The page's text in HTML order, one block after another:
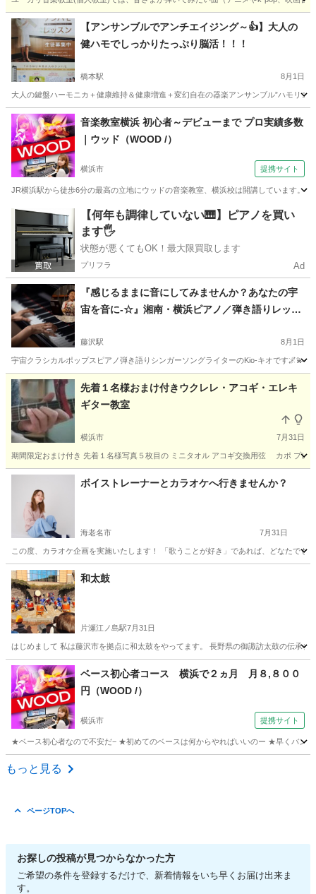
神奈川 横浜市 横浜駅 ピアノ リモート
【アンサンブルでアンチエイジング～👍】大人の
健ハモでしっかりたっぷり脳活！！！
橋本駅 8月1日
大人の鍵盤ハーモニカ＋健康維持＆健康増進＋変幻自在の器楽アンサンブル”ハモリ
神奈川 相模原市 橋本駅 その他 鍵盤ハーモニカ
音楽教室横浜 初心者～デビューまで プロ実績多数
｜ウッド（WOOD /）
横浜市 提携サイト
JR横浜駅から徒歩6分の最高の立地にウッドの音楽教室、横浜校は開講しています。
神奈川 ボーカル
【何年も調律していない🎹】ピアノを買い
ます🖐️
状態が悪くてもOK！最大限買取します
プリフラ Ad
『感じるままに音にしてみませんか？あなたの宇
宙を音に-☆』湘南・横浜ピアノ／弾き語りレッス
藤沢駅 8月1日
宇宙クラシカルポップスピアノ弾き語りシンガーソングライターのKio-キオです🌌💫
神奈川 藤沢市 藤沢駅 音楽 弾き語り
先着１名様おまけ付きウクレレ・アコギ・エレキ
ギター教室
横浜市 7月31日
期間限定おまけ付き 先着１名様写真５枚目の ミニタオル アコギ交換用弦 カポ プレ
神奈川 横浜市 ウクレレ
ボイストレーナーとカラオケへ行きませんか？
海老名市 7月31日
この度、カラオケ企画を実施いたします！ 「歌うことが好き」であれば、どなたで
神奈川 海老名市 音楽
和太鼓
片瀬江ノ島駅7月31日
はじめまして 私は藤沢市を拠点に和太鼓をやってます。 長野県の御諏訪太鼓の伝承
神奈川 藤沢市 片瀬江ノ島駅 和太鼓 太鼓
ベース初心者コース 横浜で２ヵ月 月８,８００
円（WOOD /）
横浜市 提携サイト
★ベース初心者なので不安だ− ★初めてのベースは何からやればいいのー ★早くバン
神奈川 横浜市
もっと見る
ページTOPへ
お探しの投稿が見つからなかった方
ご希望の条件を登録するだけで、新着情報をいち早くお届け出来ま
す。